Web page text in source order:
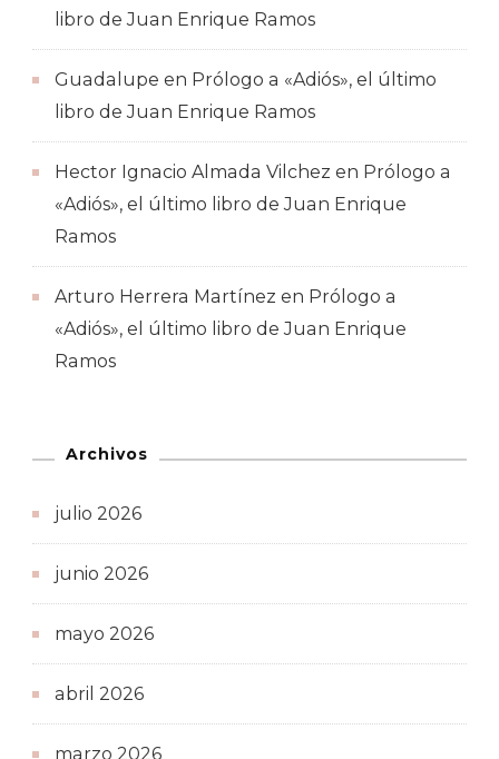
libro de Juan Enrique Ramos
Guadalupe en Prólogo a «Adiós», el último
libro de Juan Enrique Ramos
Hector Ignacio Almada Vilchez en Prólogo a
«Adiós», el último libro de Juan Enrique
Ramos
Arturo Herrera Martínez en Prólogo a
«Adiós», el último libro de Juan Enrique
Ramos
Archivos
julio 2026
junio 2026
mayo 2026
abril 2026
marzo 2026